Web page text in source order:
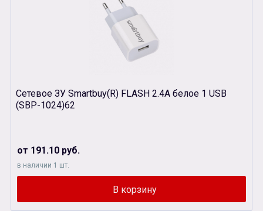
Сетевое ЗУ Smartbuy(R) FLASH 2.4A белое 1 USB
(SBP-1024)62
от 191.10 руб.
в наличии 1 шт.